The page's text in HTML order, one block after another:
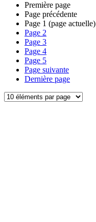
Première page
Page précédente
Page 1 (page actuelle)
Page 2
Page 3
Page 4
Page 5
Page suivante
Dernière page